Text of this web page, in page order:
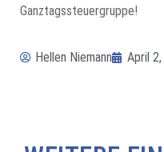
Ganztagssteuergruppe!
Hellen Niemann April